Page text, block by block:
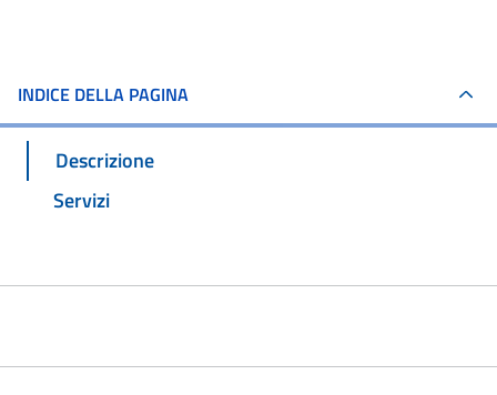
INDICE DELLA PAGINA
Descrizione
Servizi